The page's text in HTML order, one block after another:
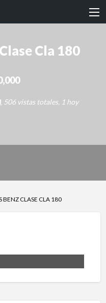
Cla 180
506 vistas totales, 1 hoy
BENZ CLASE CLA 180